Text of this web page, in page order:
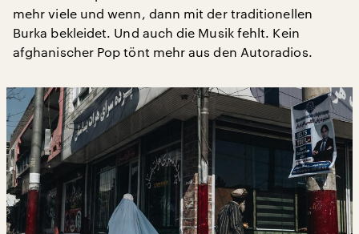
mehr viele und wenn, dann mit der traditionellen
Burka bekleidet. Und auch die Musik fehlt. Kein
afghanischer Pop tönt mehr aus den Autoradios.